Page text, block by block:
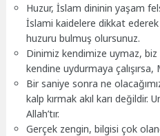
Huzur, İslam dininin yaşam
İslami kaidelere dikkat
huzuru bulmuş olursunuz.
Dinimiz kendimize uymaz, biz
kendine uydurmaya
Bir saniye sonra ne
kalp kırmak akıl karı değildir.
Allah’tır.
Gerçek zengin, bilgisi çok